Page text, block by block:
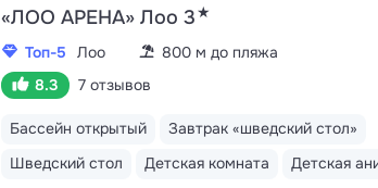
«ЛОО АРЕНА» Лоо 3★
Топ-5 Лоо
800 м до пляжа
8.3
7 отзывов
Бассейн открытый
Завтрак «шведский стол»
Шведский стол
Детская комната Детская